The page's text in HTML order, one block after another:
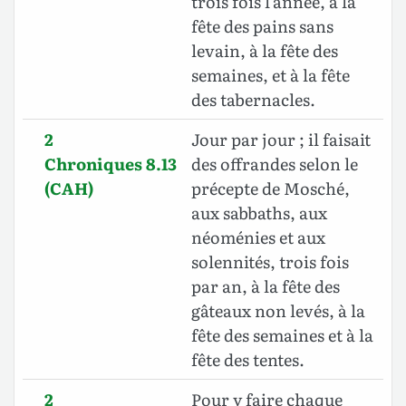
fête des pains sans
levain, à la fête des
semaines, et à la fête
des tabernacles.
2
Chroniques 8.13
(CAH)
Jour par jour ; il faisait
des offrandes selon le
précepte de Mosché,
aux sabbaths, aux
néoménies et aux
solennités, trois fois
par an, à la fête des
gâteaux non levés, à la
fête des semaines et à la
fête des tentes.
2
Pour y faire chaque